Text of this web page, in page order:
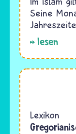
Seine
lesen
Christentum
Lexikon